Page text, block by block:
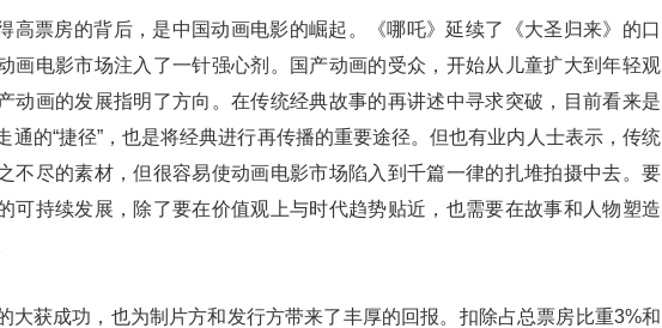
高票房的背后，是中国动画电影的崛起。《哪吒》延续了《大圣归来》的口
画电影市场注入了一针强心剂。国产动画的受众，开始从儿童扩大到年轻观
动画的发展指明了方向。在传统经典故事的再讲述中寻求突破，目前看来是
通的“捷径”，也是将经典进行再传播的重要途径。但也有业内人士表示，传统
不尽的素材，但很容易使动画电影市场陷入到千篇一律的扎堆拍摄中去。要
可持续发展，除了要在价值观上与时代趋势贴近，也需要在故事和人物塑造
大获成功，也为制片方和发行方带来了丰厚的回报。扣除占总票房比重3%和